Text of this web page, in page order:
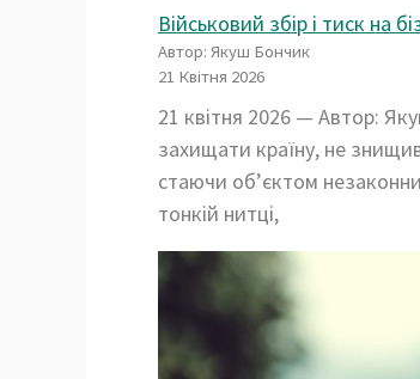
Військовий збір і тиск на
Автор: Якуш Бончик
21 Квітня 2026
21 квітня 2026 — Автор:
захищати країну, не
стаючи об’єктом
тонкій нитці,